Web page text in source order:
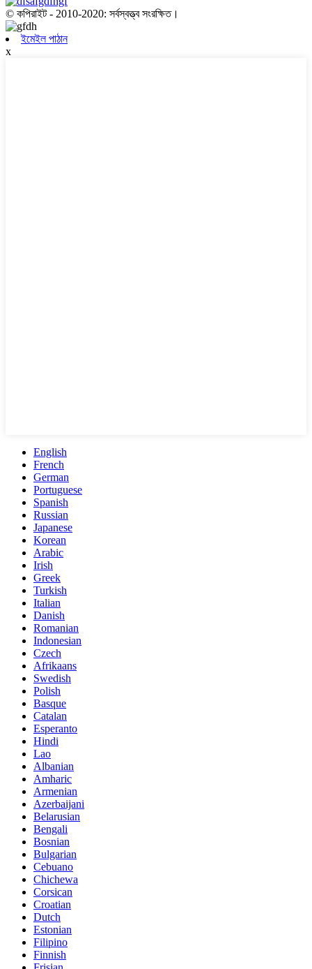
© কপিরাইট - 2010-2020: সর্বস্বত্ত্ব সংরক্ষিত।
ইমেইল পাঠান
x
English
French
German
Portuguese
Spanish
Russian
Japanese
Korean
Arabic
Irish
Greek
Turkish
Italian
Danish
Romanian
Indonesian
Czech
Afrikaans
Swedish
Polish
Basque
Catalan
Esperanto
Hindi
Lao
Albanian
Amharic
Armenian
Azerbaijani
Belarusian
Bengali
Bosnian
Bulgarian
Cebuano
Chichewa
Corsican
Croatian
Dutch
Estonian
Filipino
Finnish